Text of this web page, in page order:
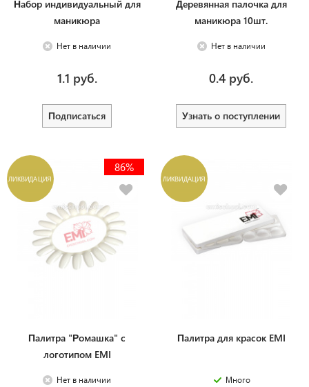
Набор индивидуальный для
маникюра
Нет в наличии
1.1 руб.
Подписаться
Деревянная палочка для
маникюра 10шт.
Нет в наличии
0.4 руб.
Узнать о поступлении
ЛИКВИДАЦИЯ
86%
Палитра "Ромашка" с
логотипом EMI
Нет в наличии
ЛИКВИДАЦИЯ
Палитра для красок EMI
Много